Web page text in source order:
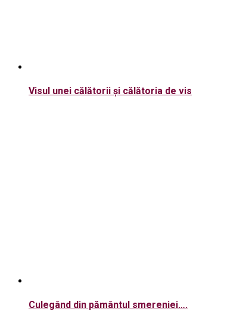
Visul unei călătorii și călătoria de vis
Culegând din pământul smereniei….